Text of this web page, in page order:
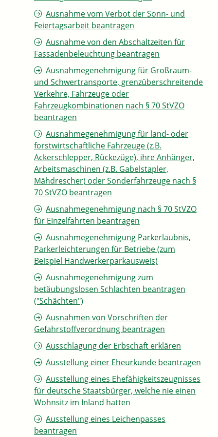
Ausnahme vom Verbot der Sonn- und
Feiertagsarbeit beantragen
Ausnahme von den Abschaltzeiten für
Fassadenbeleuchtung beantragen
Ausnahmegenehmigung für Großraum-
und Schwertransporte, grenzüberschreitende
Verkehre, Fahrzeuge oder
Fahrzeugkombinationen nach § 70 StVZO
beantragen
Ausnahmegenehmigung für land- oder
forstwirtschaftliche Fahrzeuge (z.B.
Ackerschlepper, Rückezüge), ihre Anhänger,
Arbeitsmaschinen (z.B. Gabelstapler,
Mähdrescher) oder Sonderfahrzeuge nach §
70 StVZO beantragen
Ausnahmegenehmigung nach § 70 StVZO
für Einzelfahrten beantragen
Ausnahmegenehmigung Parkerlaubnis,
Parkerleichterungen für Betriebe (zum
Beispiel Handwerkerparkausweis)
Ausnahmegenehmigung zum
betäubungslosen Schlachten beantragen
("Schächten")
Ausnahmen von Vorschriften der
Gefahrstoffverordnung beantragen
Ausschlagung der Erbschaft erklären
Ausstellung einer Eheurkunde beantragen
Ausstellung eines Ehefähigkeitszeugnisses
für deutsche Staatsbürger, welche nie einen
Wohnsitz im Inland hatten
Ausstellung eines Leichenpasses
beantragen